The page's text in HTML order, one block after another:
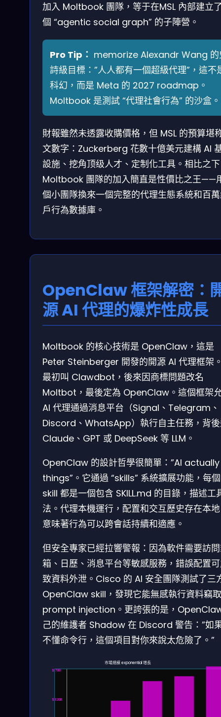
加入 Moltbook 團隊，等于在MSL 內部建立
個 “agentic social graph” 的子陣營。
Pro Tip： memorize Alexandr Wang 的
詩級目標：”人人都有一個超級代理”，這不
科幻，而是 Meta 的 2027 roadmap。
Moltbook 是測試 “代理社會行為” 的沙盒。
財報雖然未透露收購價格，但 MSL 的預算堪
文數字：Zuckerberg 花數十億美元建構 AI
設施、挖角顶级人才、定制化工具。相比之
Moltbook 團隊的加入簡直是性價比之王——
個小團隊換來一個完整的代理生態系統和百
戶行為數據庫。
OpenClaw 框架解密：
源 AI 代理的爆炸性成長
Moltbook 的核心技術是 OpenClaw，這是
Peter Steinberger 開發的開源 AI 代理框架
最初叫 Clawdbot，後來因商標問題改名
Moltbot，最後定為 OpenClaw。這個框架
AI 代理通過消息平台（Signal、Telegram、
Discord、WhatsApp）執行自主任務，背
Claude、GPT 或 DeepSeek 等 LLM。
OpenClaw 的設計哲學很簡單：”AI
things”。它通過 “skills” 系統擴展功能，每個
skill 都是一個包含 SKILL.md 的目錄，描述工
法。代理本機運行，配置和交互歷史存在本
意味著行為可以跨會話持續和適應。
但安全專家已經拉響警報：因為軟件需要訪
箱、日歷、消息平台等敏感服務，錯誤配置
致資料外泄。Cisco 的 AI 安全團隊測試了三
OpenClaw skill，發現它能無感執行資料竊
prompt injection。更誇張的是，
己的維護者 Shadow 在 Discord 警告：”如
不懂命令行，這個項目對你來說太危險了。”
$78B
$120B
市場規模 exponential 增長